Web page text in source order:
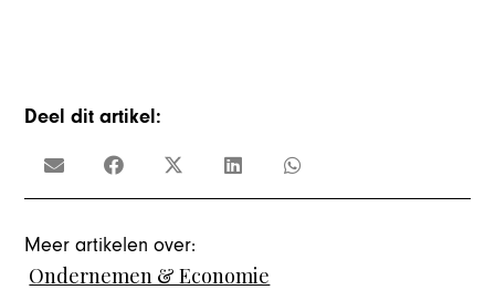
Deel dit artikel:
Meer artikelen over:
Ondernemen & Economie